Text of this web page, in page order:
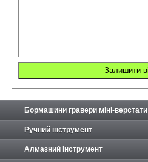
Бормашини гравери міні-верстати
Ручний інструмент
Алмазний інструмент